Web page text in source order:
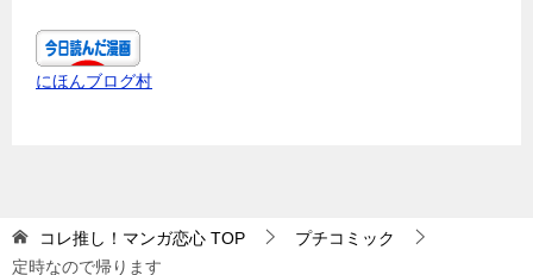
知
り
た
ク
リ
にほんブログ村
コレ推し！マンガ恋心 TOP
プチコミック
定時なので帰ります